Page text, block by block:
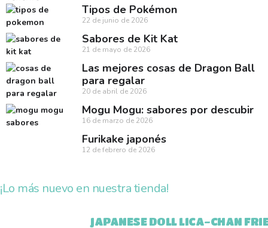
Tipos de Pokémon
22 de junio de 2026
Sabores de Kit Kat
21 de mayo de 2026
Las mejores cosas de Dragon Ball
para regalar
20 de abril de 2026
Mogu Mogu: sabores por descubir
16 de marzo de 2026
Furikake japonés
12 de febrero de 2026
¡Lo más nuevo en nuestra tienda!
JAPANESE DOLL LICA-CHAN